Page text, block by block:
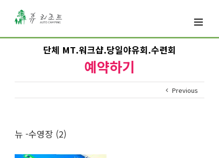
단체 MT.워크샵.당일야유회.수련회
예약하기
Previous
뉴 -수영장 (2)